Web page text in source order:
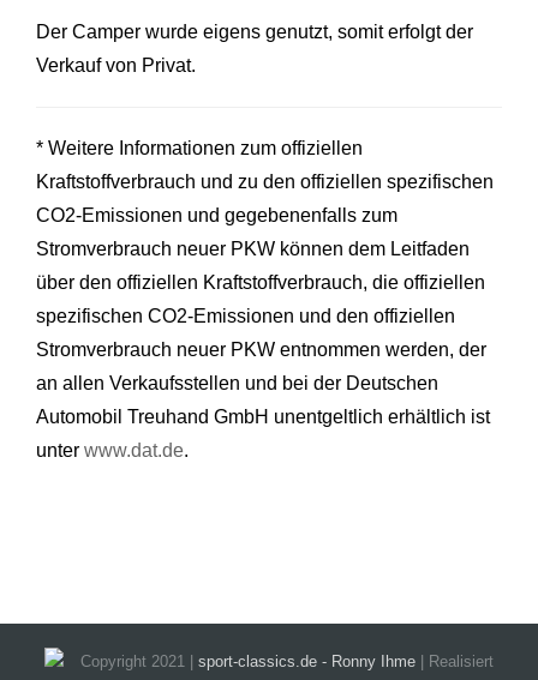
Der Camper wurde eigens genutzt, somit erfolgt der
Verkauf von Privat.
* Weitere Informationen zum offiziellen
Kraftstoffverbrauch und zu den offiziellen spezifischen
CO2-Emissionen und gegebenenfalls zum
Stromverbrauch neuer PKW können dem Leitfaden
über den offiziellen Kraftstoffverbrauch, die offiziellen
spezifischen CO2-Emissionen und den offiziellen
Stromverbrauch neuer PKW entnommen werden, der
an allen Verkaufsstellen und bei der Deutschen
Automobil Treuhand GmbH unentgeltlich erhältlich ist
unter www.dat.de.
Copyright 2021 | sport-classics.de - Ronny Ihme | Realisiert